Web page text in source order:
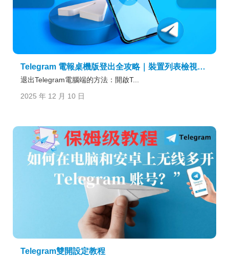
Telegram 電報桌機版登出全攻略｜裝置列表檢視、刪除登入紀錄與安全設定總整理
退出Telegram電腦端的方法：開啟T...
2025 年 12 月 10 日
Telegram雙開設定教程